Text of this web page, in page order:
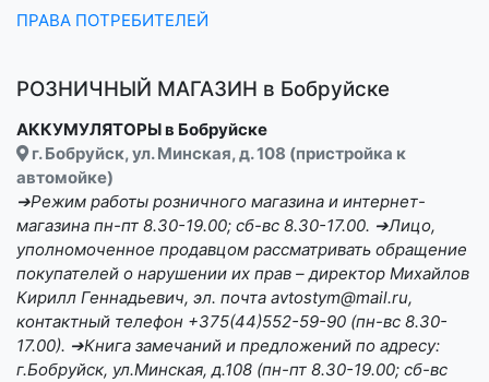
ПРАВА ПОТРЕБИТЕЛЕЙ
РОЗНИЧНЫЙ МАГАЗИН в Бобруйске
АККУМУЛЯТОРЫ в Бобруйске
г. Бобруйск, ул. Минская, д. 108 (пристройка к
автомойке)
➔Режим работы розничного магазина и интернет-
магазина пн-пт 8.30-19.00; сб-вс 8.30-17.00. ➔Лицо,
уполномоченное продавцом рассматривать обращение
покупателей о нарушении их прав – директор Михайлов
Кирилл Геннадьевич, эл. почта avtostym@mail.ru,
контактный телефон +375(44)552-59-90 (пн-вс 8.30-
17.00). ➔Книга замечаний и предложений по адресу:
г.Бобруйск, ул.Минская, д.108 (пн-пт 8.30-19.00; сб-вс